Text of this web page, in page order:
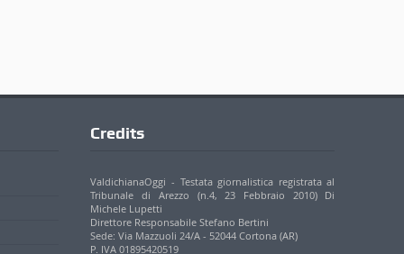
Credits
ValdichianaOggi - Testata giornalistica registrata al
Tribunale di Arezzo (n.4, 23 Febbraio 2010) Di
Michele Lupetti
Direttore Responsabile Stefano Bertini
Sede: Via Mazzuoli 24/A - 52044 Cortona (AR)
P. IVA 01895420519